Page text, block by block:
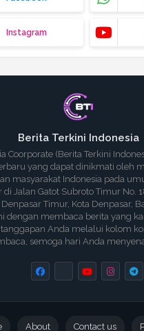
Instagram
Berita Terkini Indonesia
Coorporate (Berita Terkini
yang dapat dinikmati oleh
masyarakat Indonesia pada
di Jalan Gatot Subroto Timur No.
Timur, Kota Denpasar,
dengan membaca berita yang
Anda melalui kolom
semoga hari Anda
About Contact us